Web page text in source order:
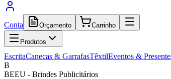
Conta Orçamento Carrinho
Produtos
EscritaCanecas & GarrafasTêxtilEventos &
B
BEEU - Brindes Publicitários